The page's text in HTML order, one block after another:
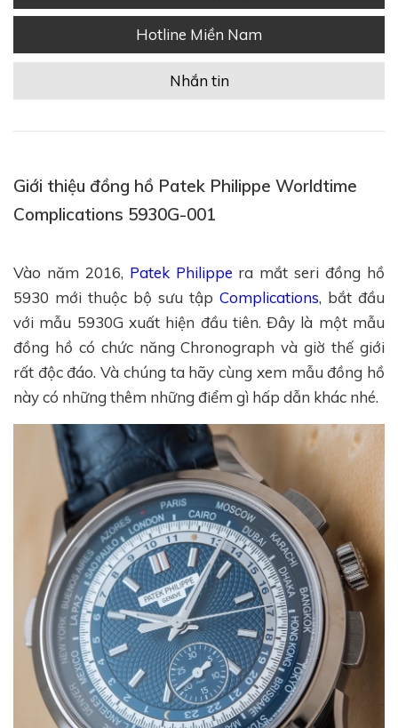
Hotline Miền Nam
Nhắn tin
Giới thiệu đồng hồ Patek Philippe Worldtime
Complications 5930G-001
Vào năm 2016, Patek Philippe ra mắt seri đồng hồ
5930 mới thuộc bộ sưu tập Complications, bắt đầu
với mẫu 5930G xuất hiện đầu tiên. Đây là một mẫu
đồng hồ có chức năng Chronograph và giờ thế giới
rất độc đáo. Và chúng ta hãy cùng xem mẫu đồng hồ
này có những thêm những điểm gì hấp dẫn khác nhé.